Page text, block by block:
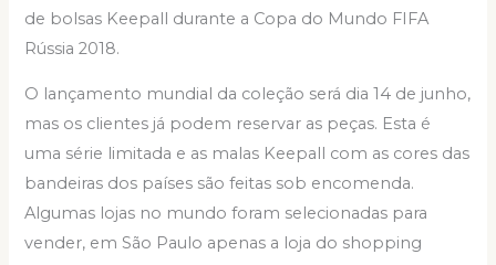
de bolsas Keepall durante a Copa do Mundo FIFA
Rússia 2018.
O lançamento mundial da coleção será dia 14 de junho,
mas os clientes já podem reservar as peças. Esta é
uma série limitada e as malas Keepall com as cores das
bandeiras dos países são feitas sob encomenda.
Algumas lojas no mundo foram selecionadas para
vender, em São Paulo apenas a loja do shopping